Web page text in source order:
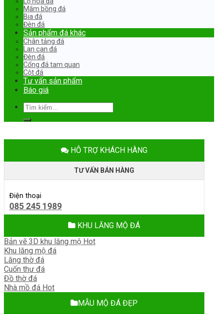
Mâm bồng đá
Bia đá
Đèn đá
Sản phẩm đá khác
Chân tảng đá
Lan can đá
Đèn đá
Cổng đá tam quan
Cột đá
Tư vấn sản phẩm
Báo giá
Tìm
kiếm:
HỖ TRỢ KHÁCH HÀNG
TƯ VẤN BÁN HÀNG
Điện thoại
085 245 1989
KHU LĂNG MỘ ĐÁ
Bản vẽ 3D khu lăng mộ
Khu lăng mộ đá
Lăng thờ đá
Cuốn thư đá
Đồ thờ đá
Nhà mồ đá
MẪU MỘ ĐÁ ĐẸP